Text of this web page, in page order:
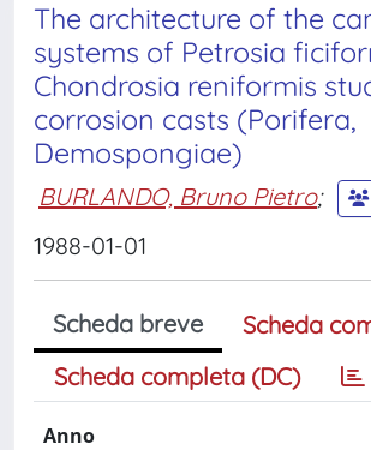
The architecture of the
systems of Petrosia
Chondrosia reniformis
corrosion casts (Porifera,
Demospongiae)
BURLANDO, Bruno Pietro;
1988-01-01
Scheda breve
Scheda
Scheda completa (DC)
Anno